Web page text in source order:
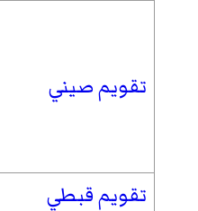
تقويم صيني
تقويم قبطي